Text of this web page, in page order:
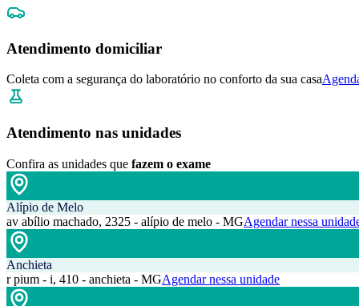
Atendimento domiciliar
Coleta com a segurança do laboratório no conforto da sua casa
Atendimento nas unidades
Confira as unidades que fazem o exame
Alípio de Melo
av abílio machado, 2325 - alípio de melo - MGAgendar nessa
Anchieta
r pium - i, 410 - anchieta - MGAgendar nessa unidade